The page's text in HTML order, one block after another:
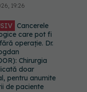
19:26
Cancerele
care pot fi
operație. Dr.
Chirurgia
doar
pentru anumite
de paciente